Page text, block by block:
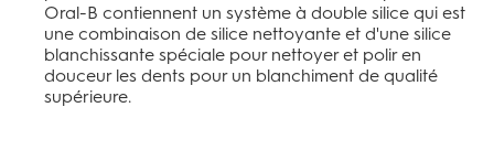
Oral-B contiennent un système à double silice qui est
une combinaison de silice nettoyante et d'une silice
blanchissante spéciale pour nettoyer et polir en
douceur les dents pour un blanchiment de qualité
supérieure.